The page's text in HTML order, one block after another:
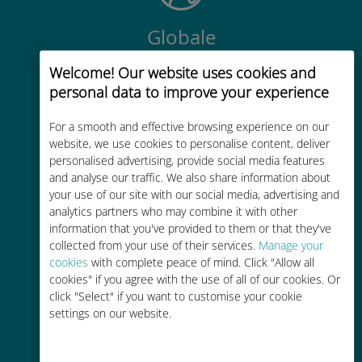
Welcome! Our website uses cookies and
personal data to improve your experience
For a smooth and effective browsing experience on our
website, we use cookies to personalise content, deliver
personalised advertising, provide social media features
and analyse our traffic. We also share information about
your use of our site with our social media, advertising and
analytics partners who may combine it with other
information that you've provided to them or that they've
collected from your use of their services. Manage your
cookies with complete peace of mind. Click "Allow all
cookies" if you agree with the use of all of our cookies. Or
click "Select" if you want to customise your cookie
settings on our website.
Globale
Connettività cellulare di alta qualità
in tutto il mondo in oltre 200
destinazioni
Economico
Fino al 90% in meno rispetto alle
tariffe di roaming con il vostro
operatore attuale